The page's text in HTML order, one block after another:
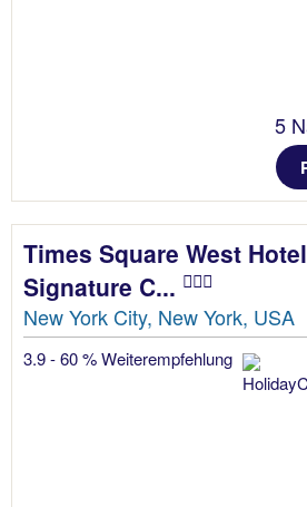
5
Times Square West
Signature C...
New York City, New York, USA
3.9 - 60 % Weiterempfehlung